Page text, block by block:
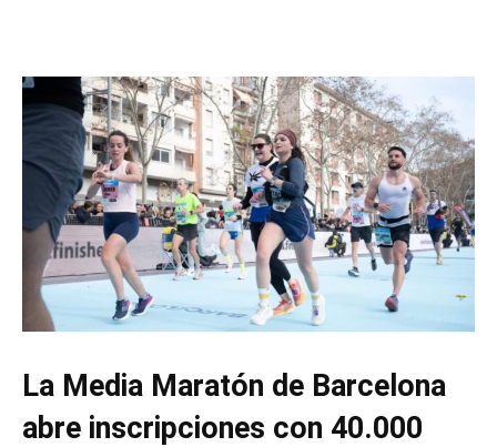
La Media Maratón de Barcelona
abre inscripciones con 40.000